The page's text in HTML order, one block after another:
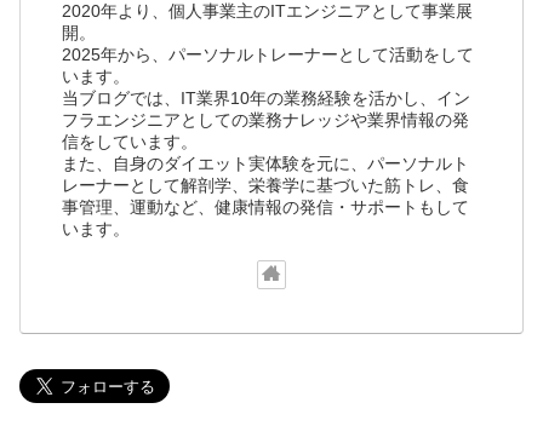
2020年より、個人事業主のITエンジニアとして事業展
開。
2025年から、パーソナルトレーナーとして活動をして
います。
当ブログでは、IT業界10年の業務経験を活かし、イン
フラエンジニアとしての業務ナレッジや業界情報の発
信をしています。
また、自身のダイエット実体験を元に、パーソナルト
レーナーとして解剖学、栄養学に基づいた筋トレ、食
事管理、運動など、健康情報の発信・サポートもして
います。